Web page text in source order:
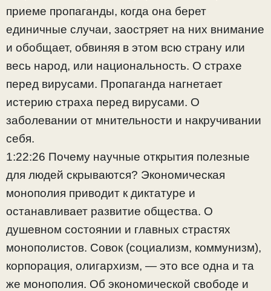
приеме пропаганды, когда она берет
единичные случаи, заостряет на них внимание
и обобщает, обвиняя в этом всю страну или
весь народ, или национальность. О страхе
перед вирусами. Пропаганда нагнетает
истерию страха перед вирусами. О
заболевании от мнительности и накручивании
себя.
1:22:26 Почему научные открытия полезные
для людей скрываются? Экономическая
монополия приводит к диктатуре и
останавливает развитие общества. О
душевном состоянии и главных страстях
монополистов. Совок (социализм, коммунизм),
корпорация, олигархизм, — это все одна и та
же монополия. Об экономической свободе и